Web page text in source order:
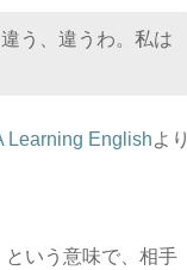
う、違うわ。私は
Learning Englishより
という意味で、相手